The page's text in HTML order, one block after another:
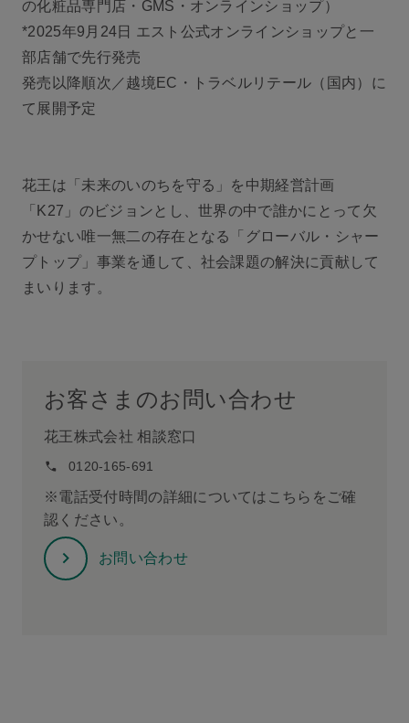
の化粧品専門店・GMS・オンラインショップ）
*2025年9月24日 エスト公式オンラインショップと一
部店舗で先行発売
発売以降順次／越境EC・トラベルリテール（国内）に
て展開予定
花王は「未来のいのちを守る」を中期経営計画
「K27」のビジョンとし、世界の中で誰かにとって欠
かせない唯一無二の存在となる「グローバル・シャー
プトップ」事業を通して、社会課題の解決に貢献して
まいります。
お客さまのお問い合わせ
花王株式会社 相談窓口
0120-165-691
※電話受付時間の詳細についてはこちらをご確
認ください。
お問い合わせ